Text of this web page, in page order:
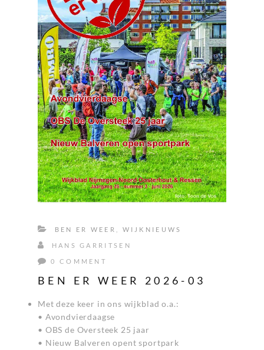
BEN ER WEER WIJKNIEUWS
HANS GARRITSEN
0 COMMENT
BEN ER WEER 2026-03
Met deze keer in ons wijkblad o.a.:
• Avondvierdaagse
• OBS de Oversteek 25 jaar
• Nieuw Balveren opent sportpark